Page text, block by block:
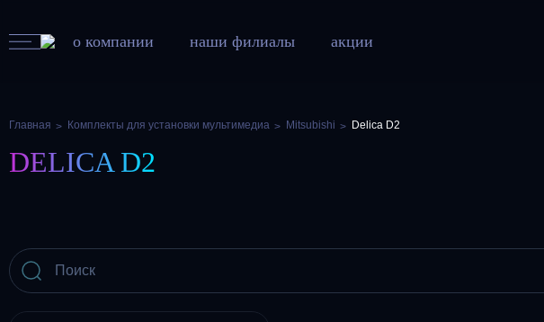
о компании наши филиалы акции
Главная Комплекты для установки мультимедиа Mitsubishi Delica D2
DELICA D2